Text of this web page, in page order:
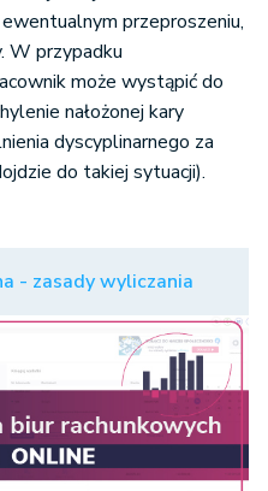
przeproszeniu,
W przypadku
może wystąpić do
nałożonej kary
dyscyplinarnego za
do takiej sytuacji).
- zasady wyliczania